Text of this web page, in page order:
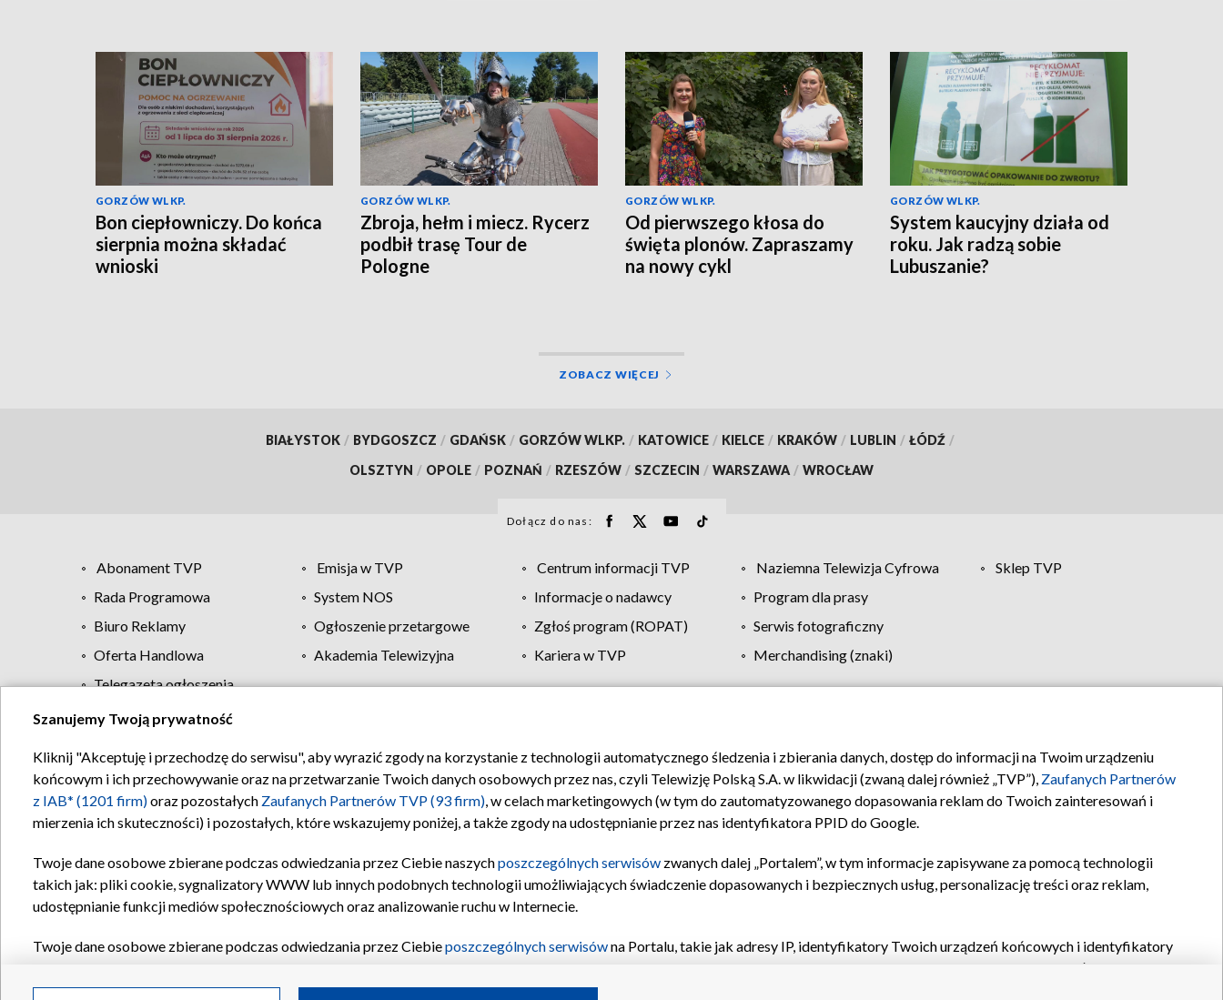
GORZÓW WLKP.
Bon ciepłowniczy. Do końca
sierpnia można składać
wnioski
GORZÓW WLKP.
Zbroja, hełm i miecz. Rycerz
podbił trasę Tour de
Pologne
GORZÓW WLKP.
Od pierwszego kłosa do
święta plonów. Zapraszamy
na nowy cykl
GORZÓW WLKP.
System kaucyjny działa od
roku. Jak radzą sobie
Lubuszanie?
ZOBACZ WIĘCEJ
BIAŁYSTOK / BYDGOSZCZ / GDAŃSK / GORZÓW WLKP. / KATOWICE / KIELCE / KRAKÓW / LUBLIN / ŁÓDŹ /
OLSZTYN / OPOLE / POZNAŃ / RZESZÓW / SZCZECIN / WARSZAWA / WROCŁAW
Dołącz do nas:
Abonament TVP Emisja w TVP Centrum informacji TVP Naziemna Telewizja Cyfrowa
Sklep TVP
Rada Programowa
System NOS Informacje o nadawcy
Program dla prasy
Biuro Reklamy
Ogłoszenie przetargowe Zgłoś program (ROPAT)
Serwis fotograficzny
Oferta Handlowa
Akademia Telewizyjna Kariera w TVP
Merchandising (znaki)
Telegazeta ogłoszenia
Regulamin TVP Polityka prywatności Moje zgody Pomoc Biuro reklamy Kontakt
Szanujemy Twoją prywatność
Kliknij "Akceptuję i przechodzę do serwisu", aby wyrazić zgody na korzystanie z technologii automatycznego śledzenia i zbierania danych, dostęp do informacji na Twoim urządzeniu
końcowym i ich przechowywanie oraz na przetwarzanie Twoich danych osobowych przez nas, czyli Telewizję Polską S.A. w likwidacji (zwaną dalej również „TVP”), Zaufanych Partnerów
z IAB* (1201 firm)oraz pozostałych Zaufanych Partnerów TVP (93 firm), w celach marketingowych (w tym do zautomatyzowanego dopasowania reklam do Twoich zainteresowań i
mierzenia ich skuteczności) i pozostałych, które wskazujemy poniżej, a także zgody na udostępnianie przez nas identyfikatora PPID do Google.
Twoje dane osobowe zbierane podczas odwiedzania przez Ciebie naszychposzczególnych serwisów zwanych dalej „Portalem”, w tym informacje zapisywane za pomocą technologii
takich jak: pliki cookie, sygnalizatory WWW lub innych podobnych technologii umożliwiających świadczenie dopasowanych i bezpiecznych usług, personalizację treści oraz reklam,
udostępnianie funkcji mediów społecznościowych oraz analizowanie ruchu w Internecie.
Twoje dane osobowe zbierane podczas odwiedzania przez Ciebieposzczególnych serwisówna Portalu, takie jak adresy IP, identyfikatory Twoich urządzeń końcowych i identyfikatory
oraz pozostałych
Partnerów TVPdla realizacji następujących celów i funkcji: przechowywania informacji na urządzeniu lub dostęp do nich, wyboru podstawowych reklam, wyboru spersonalizowanych